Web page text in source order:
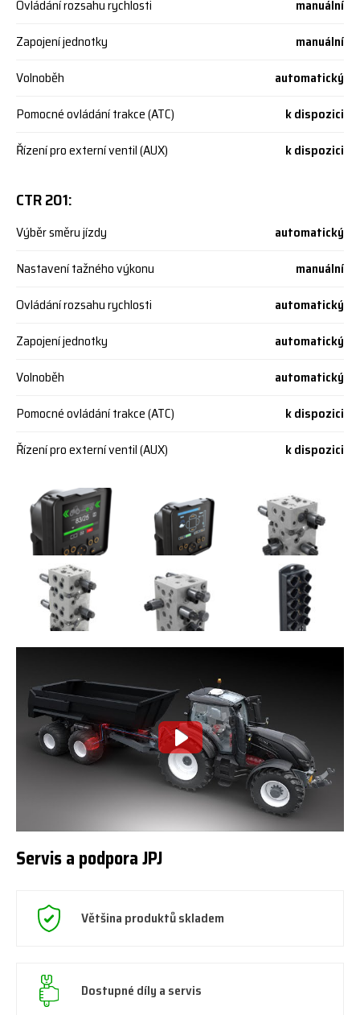
Ovládání rozsahu rychlosti
manuální
Zapojení jednotky
manuální
Volnoběh
automatický
Pomocné ovládání trakce (ATC)
k dispozici
Řízení pro externí ventil (AUX)
k dispozici
CTR 201:
Výběr směru jízdy
automatický
Nastavení tažného výkonu
manuální
Ovládání rozsahu rychlosti
automatický
Zapojení jednotky
automatický
Volnoběh
automatický
Pomocné ovládání trakce (ATC)
k dispozici
Řízení pro externí ventil (AUX)
k dispozici
Servis a podpora JPJ
Většina produktů skladem
Dostupné díly a servis